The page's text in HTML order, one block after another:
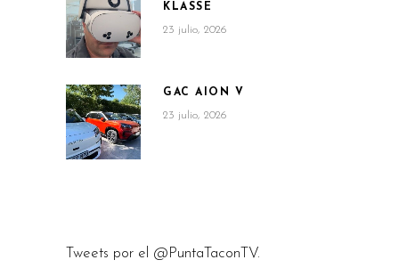
KLASSE
23 julio, 2026
GAC AION V
23 julio, 2026
Tweets por el @PuntaTaconTV.